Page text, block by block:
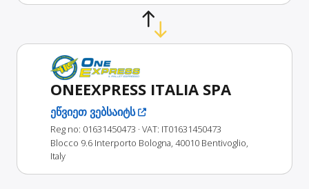
ONEEXPRESS ITALIA SPA
ეწვიეთ ვებსაიტს
Reg no: 01631450473 · VAT: IT01631450473
Blocco 9.6 Interporto Bologna, 40010 Bentivoglio,
Italy